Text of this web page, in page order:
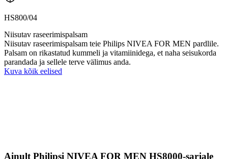
HS800/04
Niisutav raseerimispalsam
Niisutav raseerimispalsam teie Philips NIVEA FOR MEN pardlile.
Palsam on rikastatud kummeli ja vitamiinidega, et naha seisukorda
parandada ja sellele terve välimus anda.
Kuva kõik eelised
Ainult Philipsi NIVEA FOR MEN HS8000-sarjale